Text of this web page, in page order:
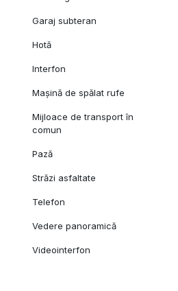
Garaj subteran
Hotă
Interfon
Mașină de spălat rufe
Mijloace de transport în
comun
Pază
Străzi asfaltate
Telefon
Vedere panoramică
Videointerfon